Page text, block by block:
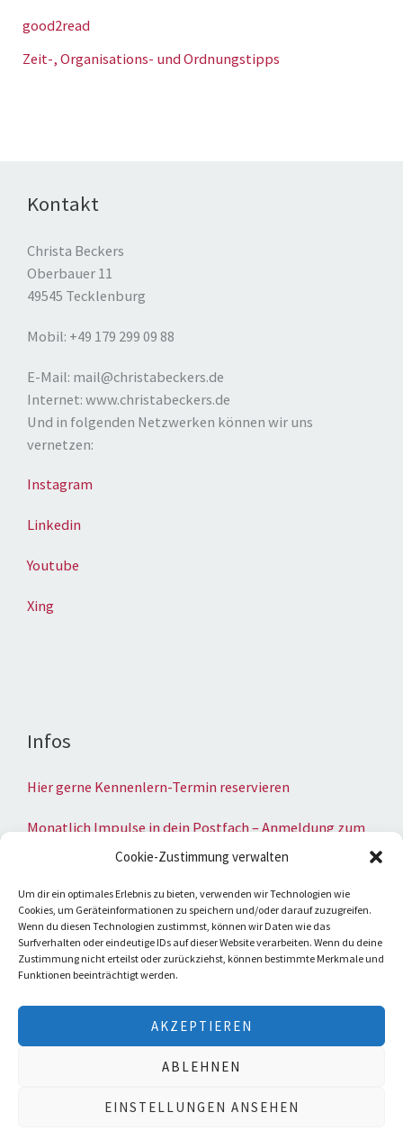
Cookie-Zustimmung verwalten
Um dir ein optimales Erlebnis zu bieten, verwenden wir Technologien wie
Cookies, um Geräteinformationen zu speichern und/oder darauf zuzugreifen.
Wenn du diesen Technologien zustimmst, können wir Daten wie das
Surfverhalten oder eindeutige IDs auf dieser Website verarbeiten. Wenn du deine
Zustimmung nicht erteilst oder zurückziehst, können bestimmte Merkmale und
Funktionen beeinträchtigt werden.
AKZEPTIEREN
ABLEHNEN
EINSTELLUNGEN ANSEHEN
good2read
Zeit-, Organisations- und Ordnungstipps
Kontakt
Christa Beckers
Oberbauer 11
49545 Tecklenburg
Mobil: +49 179 299 09 88
E-Mail: mail@christabeckers.de
Internet: www.christabeckers.de
Und in folgenden Netzwerken können wir uns
vernetzen:
Instagram
Linkedin
Youtube
Xing
Infos
Hier gerne Kennenlern-Termin reservieren
Monatlich Impulse in dein Postfach – Anmeldung zum
Umsatzsteuer-Identifikationsnummer
gemäß § 27 a Umsatzsteuergesetz:
UST-IdNr.: DE206238581
Datenschutzerklärung